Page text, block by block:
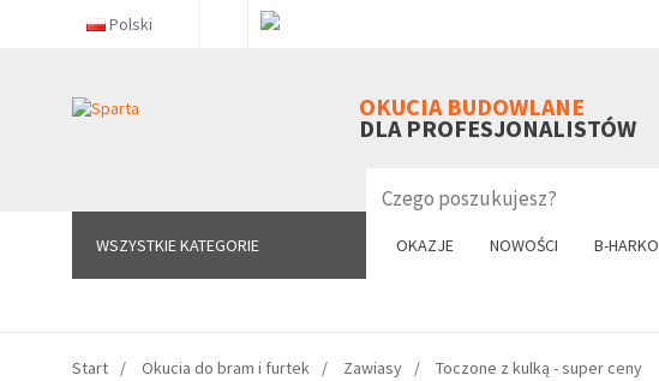
Polski
OKUCIA BUDOWLANE
DLA PROFESJONALISTÓW
WSZYSTKIE KATEGORIE OKAZJE NOWOŚCI B-HARKO
WSZYSTKIE KATEGORIE
Start Okucia do bram i furtek Zawiasy Toczone z kulką - super ceny